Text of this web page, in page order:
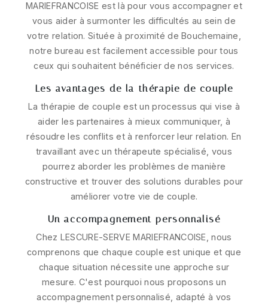
MARIEFRANCOISE est là pour vous accompagner et
vous aider à surmonter les difficultés au sein de
votre relation. Située à proximité de Bouchemaine,
notre bureau est facilement accessible pour tous
ceux qui souhaitent bénéficier de nos services.
Les avantages de la thérapie de couple
La thérapie de couple est un processus qui vise à
aider les partenaires à mieux communiquer, à
résoudre les conflits et à renforcer leur relation. En
travaillant avec un thérapeute spécialisé, vous
pourrez aborder les problèmes de manière
constructive et trouver des solutions durables pour
améliorer votre vie de couple.
Un accompagnement personnalisé
Chez LESCURE-SERVE MARIEFRANCOISE, nous
comprenons que chaque couple est unique et que
chaque situation nécessite une approche sur
mesure. C'est pourquoi nous proposons un
accompagnement personnalisé, adapté à vos